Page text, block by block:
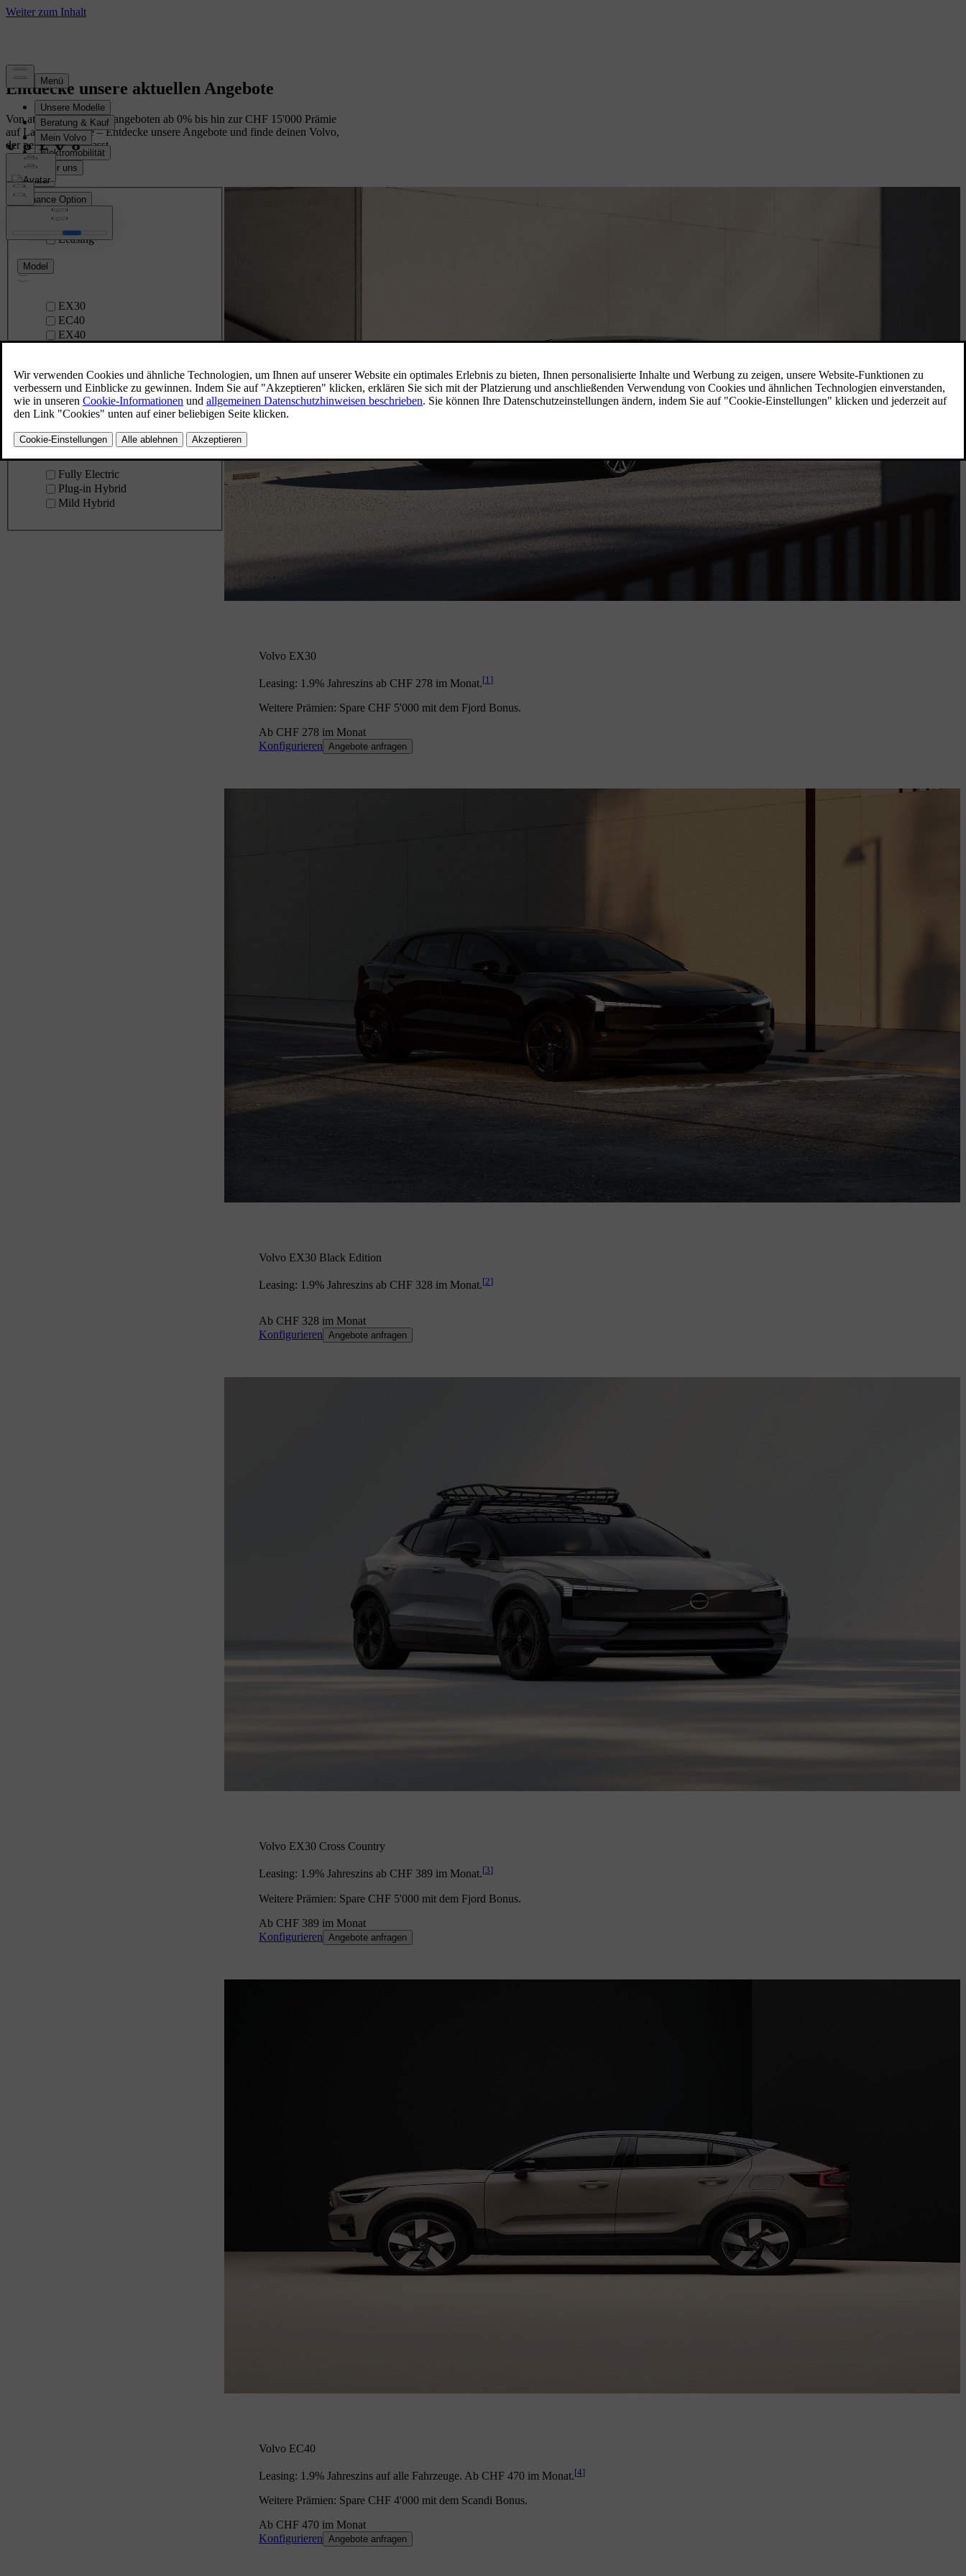
Entdecke unsere aktuellen Angebote
Von attraktiven Leasingangeboten ab 0% bis hin zur CHF 15'000 Prämie
auf Lagerfahrzeuge – Entdecke unsere Angebote und finde deinen Volvo,
der perfekt zu dir passt.
Filter
Finance Option
Leasing
Model
EX30
EC40
EX40
ES90
XC90
Alle anzeigen (9)
Engine Type
Fully Electric
Plug-in Hybrid
Mild Hybrid
Volvo EX30
Leasing: 1.9% Jahreszins ab CHF 278 im Monat.[1 ]
Weitere Prämien: Spare CHF 5'000 mit dem Fjord Bonus.
Ab CHF 278 im Monat
Konfigurieren Angebote anfragen
Volvo EX30 Black Edition
Leasing: 1.9% Jahreszins ab CHF 328 im Monat.[2]
Ab CHF 328 im Monat
Konfigurieren Angebote anfragen
Volvo EX30 Cross Country
Leasing: 1.9% Jahreszins ab CHF 389 im Monat.[3]
Weitere Prämien: Spare CHF 5'000 mit dem Fjord Bonus.
Ab CHF 389 im Monat
Konfigurieren Angebote anfragen
Volvo EC40
Leasing: 1.9% Jahreszins auf alle Fahrzeuge. Ab CHF 470 im Monat.[4]
Weitere Prämien: Spare CHF 4'000 mit dem Scandi Bonus.
Ab CHF 470 im Monat
Konfigurieren Angebote anfragen